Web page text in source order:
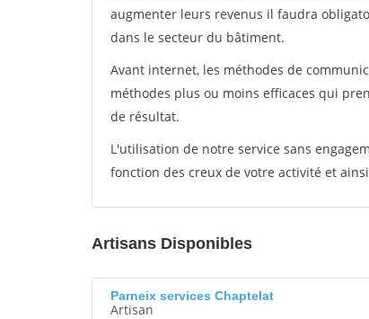
augmenter leurs revenus il faudra
dans le secteur du bâtiment.
Avant internet, les méthodes de
méthodes plus ou moins efficaces qui
de résultat.
L'utilisation de notre service sans
fonction des creux de votre activité et
Artisans Disponibles
Parneix services Chaptelat
Artisan